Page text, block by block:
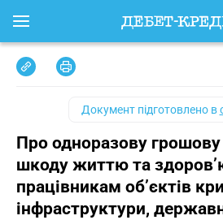
Документ підготовлено в
Про одноразову
шкоду життю та
працівникам об’єктів
інфраструктури,